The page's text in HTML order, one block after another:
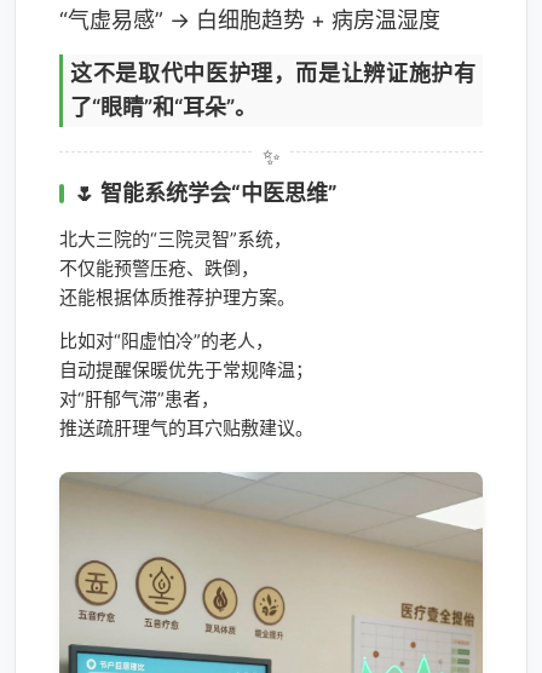
“气虚易感” → 白细胞趋势 + 病房温湿度
这不是取代中医护理，而是让辨证施护有
了“眼睛”和“耳朵”。
🌷 智能系统学会“中医思维”
北大三院的“三院灵智”系统，
不仅能预警压疮、跌倒，
还能根据体质推荐护理方案。
比如对“阳虚怕冷”的老人，
自动提醒保暖优先于常规降温；
对“肝郁气滞”患者，
推送疏肝理气的耳穴贴敷建议。